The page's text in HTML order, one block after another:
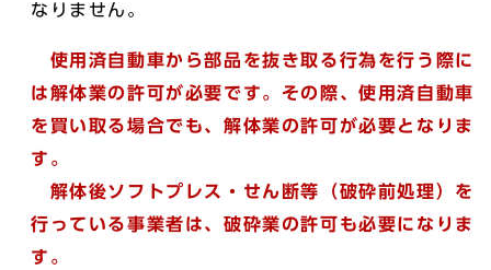
なりません。
使用済自動車から部品を抜き取る行為を行う際に
は解体業の許可が必要です。その際、使用済自動車
を買い取る場合でも、解体業の許可が必要となりま
す。
解体後ソフトプレス・せん断等（破砕前処理）を
行っている事業者は、破砕業の許可も必要になりま
す。